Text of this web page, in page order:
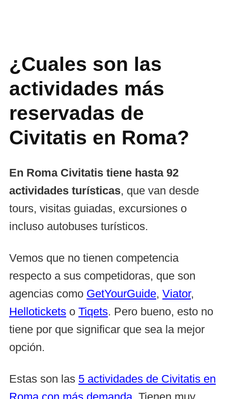
¿Cuales son las
actividades más
reservadas de
Civitatis en Roma?
En Roma Civitatis tiene hasta 92
actividades turísticas, que van desde
tours, visitas guiadas, excursiones o
incluso autobuses turísticos.
Vemos que no tienen competencia
respecto a sus competidoras, que son
agencias como GetYourGuide, Viator,
Hellotickets o Tiqets. Pero bueno, esto no
tiene por que significar que sea la mejor
opción.
Estas son las 5 actividades de Civitatis en